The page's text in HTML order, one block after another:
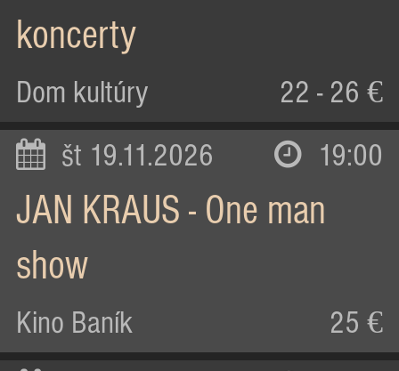
koncerty
Dom kultúry 22 - 26 €
št 19.11.2026 19:00
JAN KRAUS - One man
show
Kino Baník 25 €